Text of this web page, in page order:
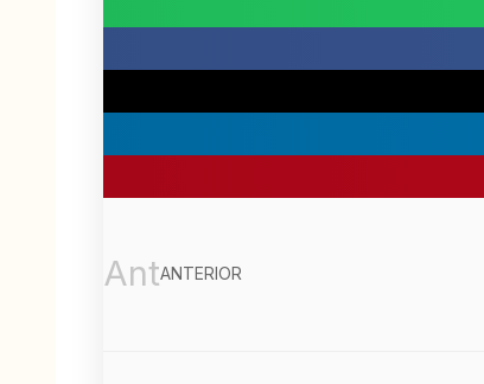
AntANTERIOR